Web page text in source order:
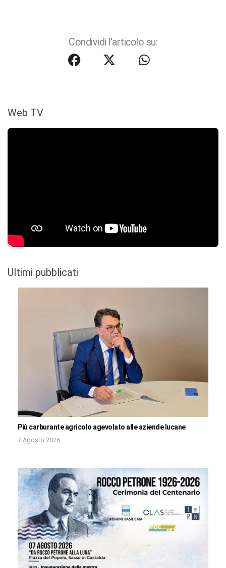
Condividi l'articolo su:
Web TV
Ultimi pubblicati
Più carburante agricolo agevolato alle aziende lucane
7 Agosto 2026